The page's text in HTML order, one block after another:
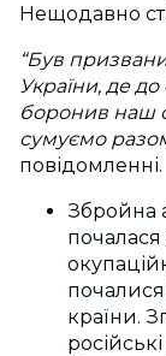
Нещодавно
“Був
України, де
боронив наш
сумуємо
повідомленні.
Збройна
почалася
почалися
країни.